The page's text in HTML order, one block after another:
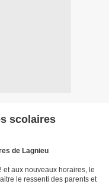
scolaires
de Lagnieu
et aux nouveaux horaires, le
le ressenti des parents et